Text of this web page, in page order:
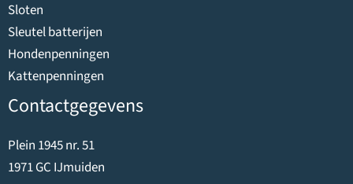
Sloten
Sleutel batterijen
Hondenpenningen
Kattenpenningen
Contactgegevens
Plein 1945 nr. 51
1971 GC IJmuiden